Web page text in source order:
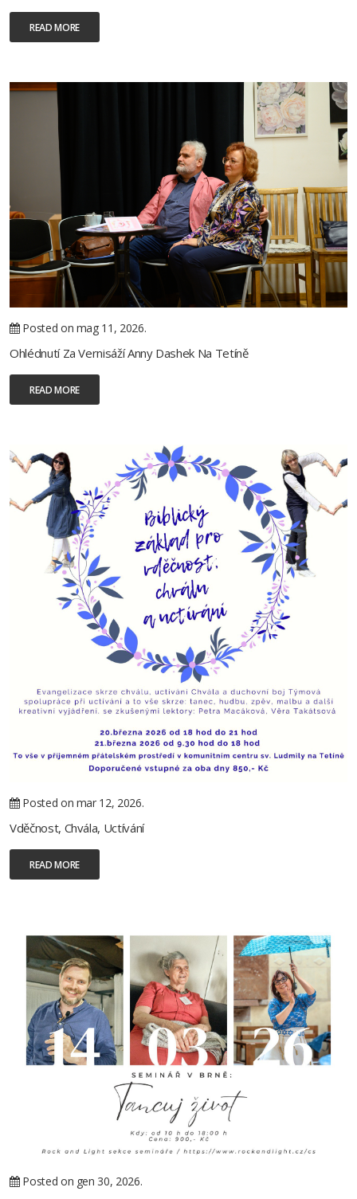
READ MORE
Posted on mag 11, 2026.
Ohlédnutí Za Vernisáží Anny Dashek Na Tetíně
READ MORE
Posted on mar 12, 2026.
Vděčnost, Chvála, Uctívání
READ MORE
Posted on gen 30, 2026.